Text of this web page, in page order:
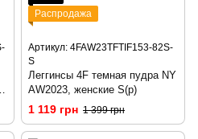
Распродажа
Артикул: 4FAW23TFTIF153-82S-
S
Леггинсы 4F темная пудра NY
AW2023, женские S(р)
1 119 грн 1 399 грн